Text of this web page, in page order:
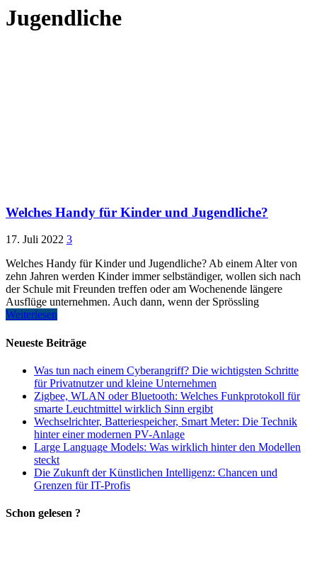
Jugendliche
Welches Handy für Kinder und Jugendliche?
17. Juli 2022 3
Welches Handy für Kinder und Jugendliche? Ab einem Alter von
zehn Jahren werden Kinder immer selbständiger, wollen sich nach
der Schule mit Freunden treffen oder am Wochenende längere
Ausflüge unternehmen. Auch dann, wenn der Sprössling
Weiterlesen
Neueste Beiträge
Was tun nach einem Cyberangriff? Die wichtigsten Schritte
für Privatnutzer und kleine Unternehmen
Zigbee, WLAN oder Bluetooth: Welches Funkprotokoll für
smarte Leuchtmittel wirklich Sinn ergibt
Wechselrichter, Batteriespeicher, Smart Meter: Die Technik
hinter einer modernen PV-Anlage
Large Language Models: Was wirklich hinter den Modellen
steckt
Die Zukunft der Künstlichen Intelligenz: Chancen und
Grenzen für IT-Profis
Schon gelesen ?